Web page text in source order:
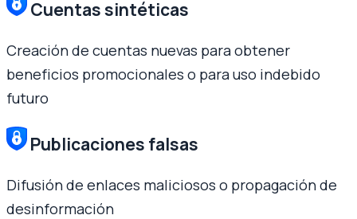
Cuentas sintéticas
Creación de cuentas nuevas para obtener
beneficios promocionales o para uso indebido
futuro
Publicaciones falsas
Difusión de enlaces maliciosos o propagación de
desinformación